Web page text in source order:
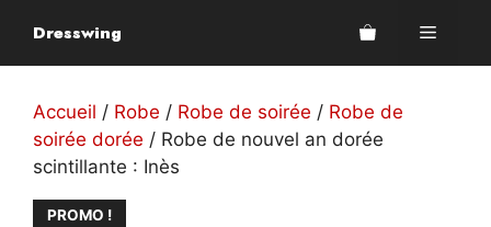
contenu
Dresswing Menu
Accueil / Robe / Robe de soirée / Robe de
soirée dorée / Robe de nouvel an dorée
scintillante : Inès
PROMO !